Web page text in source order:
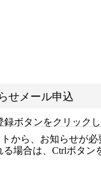
せメール申込
ボタンをクリック
から、お知らせが必
場合は、Ctrlボタン